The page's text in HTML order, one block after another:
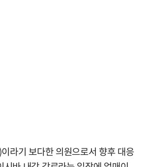
라기 보다한 의원으로서 향후 대응